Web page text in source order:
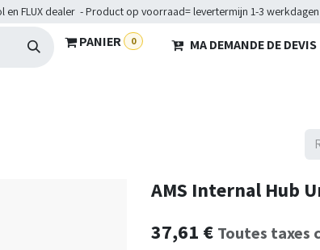
en FLUX dealer - Product op voorraad= levertermijn 1-3
PANIER 0 MA DEMANDE DE DEVIS
AMS Internal Hub
37,61 € Toutes taxes